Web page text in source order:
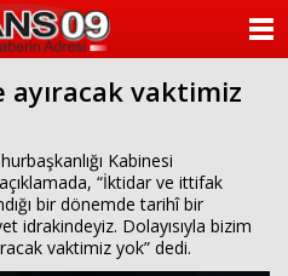
ayıracak vaktimiz
Kabinesi
açıklamada, “İktidar ve ittifak
bir dönemde tarihî bir
idrakindeyiz. Dolayısıyla bizim
vaktimiz yok” dedi.
KATEGORİLER
ANKETLER